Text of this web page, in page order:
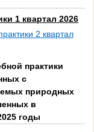
1 квартал 2026
2 квартал
практики
с
природных
в
годы